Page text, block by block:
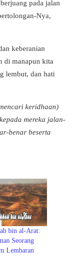
pada jalan
Nya,
keberanian
di manapun kita
lembut, dan hati
keridhaan)
mereka jalan-
benar beserta
bin al-Arat:
Seorang
Lembaran